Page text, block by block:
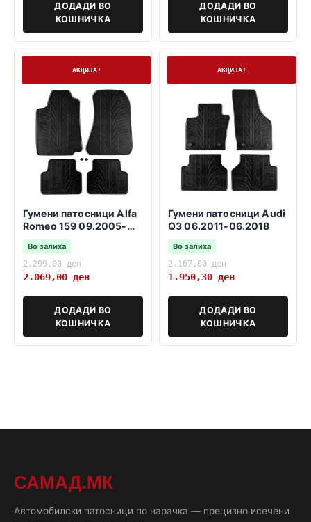
ДОДАДИ ВО
КОШНИЧКА
ДОДАДИ ВО
КОШНИЧКА
АКЦИЈА!
Гумени патосници Alfa
Romeo 159 09.2005-
11.2011
Во залиха
2.299,00ден
2.069,00 ден
ДОДАДИ ВО
КОШНИЧКА
АКЦИЈА!
Гумени патосници Audi
Q3 06.2011-06.2018
Во залиха
2.167,00ден
1.950,30 ден
ДОДАДИ ВО
КОШНИЧКА
САМАД.МК
Автомобилски патосници по нарачка — прецизно исечени